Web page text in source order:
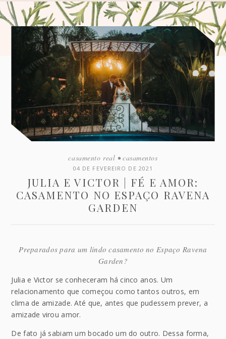
casamento real • casamentos
04 DE FEVEREIRO DE 2021
JULIA E VICTOR | FÉ E AMOR:
CASAMENTO NO ESPAÇO RAVENA
GARDEN
Preparados para um lindo casamento no Espaço Ravena
Garden?
Julia e Victor se conheceram há cinco anos. Um
relacionamento que começou como tantos outros, em
clima de amizade. Até que, antes que pudessem prever, a
amizade virou amor.
De fato já sabiam um bocado um do outro. Dessa forma,